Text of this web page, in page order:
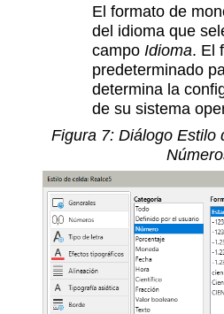
El formato de
del idioma que
campo Idioma. El
predeterminado
determina la
de su sistema
Figura 7: Diálogo Estilo